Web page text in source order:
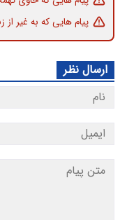
پیام هایی که به غیر
ارسال نظر